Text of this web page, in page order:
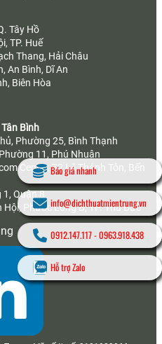
Tây Hồ
TP. Huế
Thang, Hải Châu
An Bình, Dĩ An
Biên Hòa
Bình
Phường 25, Bình Thạnh
11, Phú Nhuận
Center, 72 Lê Thánh Tôn, Bến
1, Quận 8
Phước Long B, TP. Thủ Đức
Báo giá nhanh
info@dichthuatmientrung.vn
0912.147.117-0963.918.438
Hỗ trợ Zalo